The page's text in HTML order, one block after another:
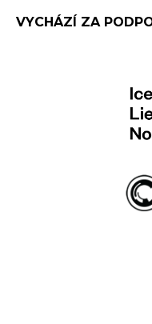
VYCHÁZÍ ZA